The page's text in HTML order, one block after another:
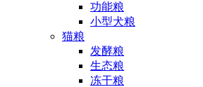
功能粮
小型犬粮
猫粮
发酵粮
生态粮
冻干粮